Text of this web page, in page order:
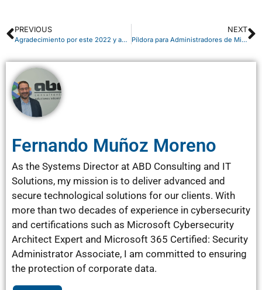
PREVIOUS
Agradecimiento por este 2022 y acoger con la máxima ilusión el 2023
NEXT
Píldora para Administradores de Microsoft 365: consultar Score de seguridad
Fernando Muñoz Moreno
As the Systems Director at ABD Consulting and IT
Solutions, my mission is to deliver advanced and
secure technological solutions for our clients. With
more than two decades of experience in cybersecurity
and certifications such as Microsoft Cybersecurity
Architect Expert and Microsoft 365 Certified: Security
Administrator Associate, I am committed to ensuring
the protection of corporate data.